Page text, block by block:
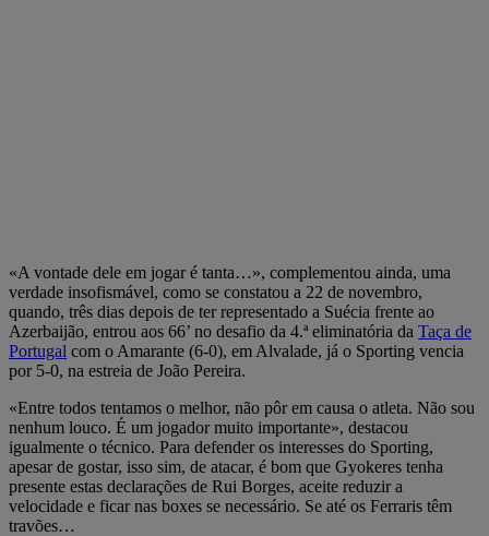
«A vontade dele em jogar é tanta…», complementou ainda, uma
verdade insofismável, como se constatou a 22 de novembro,
quando, três dias depois de ter representado a Suécia frente ao
Azerbaijão, entrou aos 66’ no desafio da 4.ª eliminatória da Taça de
Portugal com o Amarante (6-0), em Alvalade, já o Sporting vencia
por 5-0, na estreia de João Pereira.
«Entre todos tentamos o melhor, não pôr em causa o atleta. Não sou
nenhum louco. É um jogador muito importante», destacou
igualmente o técnico. Para defender os interesses do Sporting,
apesar de gostar, isso sim, de atacar, é bom que Gyokeres tenha
presente estas declarações de Rui Borges, aceite reduzir a
velocidade e ficar nas boxes se necessário. Se até os Ferraris têm
travões…